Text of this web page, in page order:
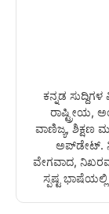
ಕನ್ನಡ
ರಾಷ್ಟ್ರೀಯ,
ವಾಣಿಜ್ಯ, ಶಿಕ್ಷಣ
ಅಪ್‌ಡೇಟ್.
ವೇಗವಾದ,
ಸ್ಪಷ್ಟ